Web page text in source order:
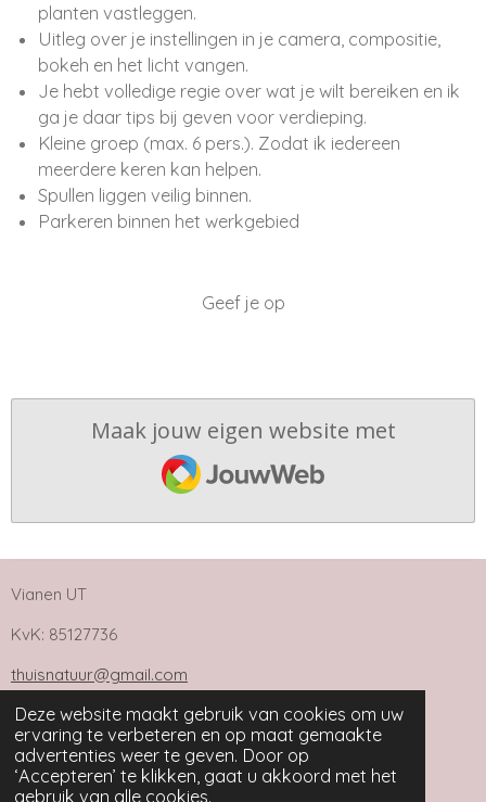
Deze website maakt gebruik van cookies om uw
ervaring te verbeteren en op maat gemaakte
advertenties weer te geven. Door op
‘Accepteren’ te klikken, gaat u akkoord met het
gebruik van alle cookies.
planten vastleggen.
Uitleg over je instellingen in je camera, compositie,
bokeh en het licht vangen.
Je hebt volledige regie over wat je wilt bereiken en ik
ga je daar tips bij geven voor verdieping.
Kleine groep (max. 6 pers.). Zodat ik iedereen
meerdere keren kan helpen.
Spullen liggen veilig binnen.
Parkeren binnen het werkgebied
Geef je op
Maak jouw eigen website met
JouwWeb
Vianen UT
KvK: 85127736
thuisnatuur@gmail.com
F I